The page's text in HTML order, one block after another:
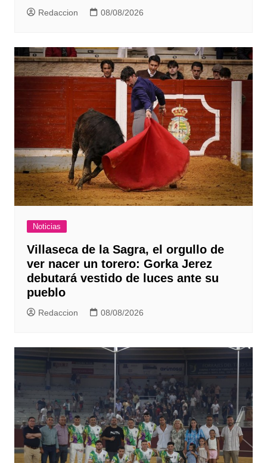
Redaccion 08/08/2026
Noticias
Villaseca de la Sagra, el orgullo de
ver nacer un torero: Gorka Jerez
debutará vestido de luces ante su
pueblo
Redaccion 08/08/2026